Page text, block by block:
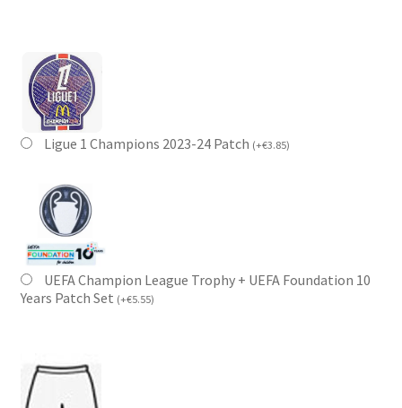
Ligue 1 Champions 2023-24 Patch (+€3.85)
UEFA Champion League Trophy + UEFA Foundation 10
Years Patch Set (+€5.55)